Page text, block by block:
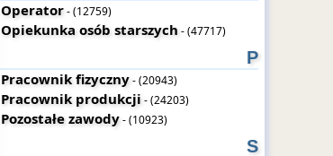
Operator- (12759)
Opiekunka osób starszych - (47717)
P
Pracownik fizyczny- (20943)
Pracownik produkcji - (24203)
Pozostałe zawody- (10923)
S